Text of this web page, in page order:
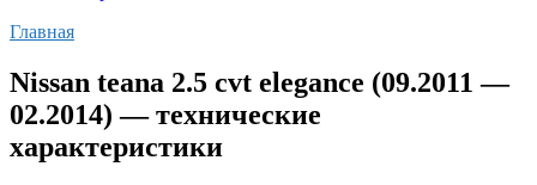
Главная
Nissan teana 2.5 cvt elegance (09.2011 —
02.2014) — технические
характеристики